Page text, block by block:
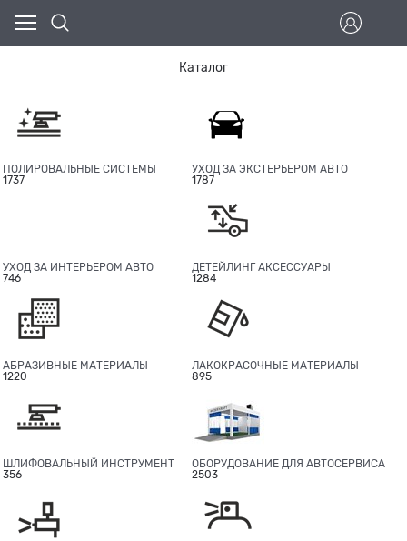
Каталог
ПОЛИРОВАЛЬНЫЕ СИСТЕМЫ
1737
УХОД ЗА ЭКСТЕРЬЕРОМ АВТО
1787
УХОД ЗА ИНТЕРЬЕРОМ АВТО
746
ДЕТЕЙЛИНГ АКСЕССУАРЫ
1284
АБРАЗИВНЫЕ МАТЕРИАЛЫ
1220
ЛАКОКРАСОЧНЫЕ МАТЕРИАЛЫ
895
ШЛИФОВАЛЬНЫЙ ИНСТРУМЕНТ
356
ОБОРУДОВАНИЕ ДЛЯ АВТОСЕРВИСА
2503